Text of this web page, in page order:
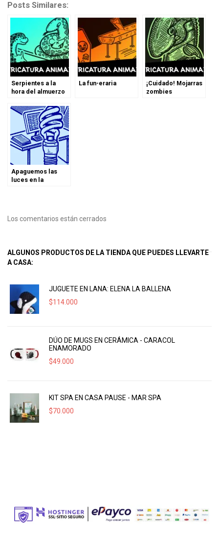
Posts Similares:
Serpientes a la
hora del almuerzo
La fun-eraria
¡Cuidado! Mojarras
zombies
Apaguemos las
luces en la
Los comentarios están cerrados
ALGUNOS PRODUCTOS DE LA TIENDA QUE PUEDES LLEVARTE
A CASA:
JUGUETE EN LANA: ELENA LA BALLENA
$114.000
DÚO DE MUGS EN CERÁMICA - CARACOL
ENAMORADO
$49.000
KIT SPA EN CASA PAUSE - MAR SPA
$70.000